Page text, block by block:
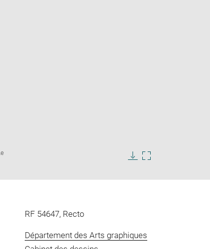
RF 54647, Recto
Département des Arts graphiques